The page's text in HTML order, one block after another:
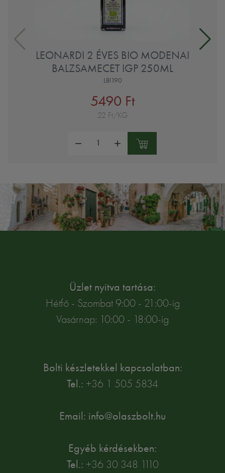
LEONARDI 2 ÉVES BIO MODENAI
BALZSAMECET IGP 250ML
LBl190
5490 Ft
22 Ft/KG
Üzlet nyitva tartása:
Hétfő - Szombat 9:00 - 21:00-ig
Vasárnap: 10:00 - 18:00-ig
Bolti készletekkel kapcsolatban:
Tel.: +36 1 505 5834
Email: info@olaszbolt.hu
Egyéb kérdésekben:
Tel.: +36 30 348 1110